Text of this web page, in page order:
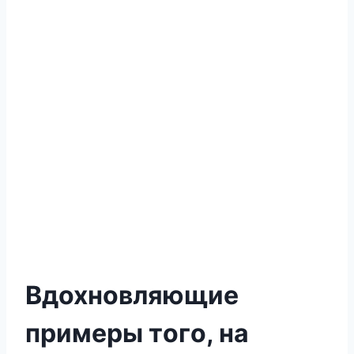
Вдохновляющие
примеры тοгο, на